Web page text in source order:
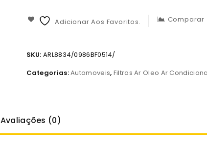
Adicionar Aos Favoritos. Comparar
SKU: ARL8834/0986BF0514/
Categorias:Automoveis, Filtros Ar Oleo Ar
Avaliações (0)